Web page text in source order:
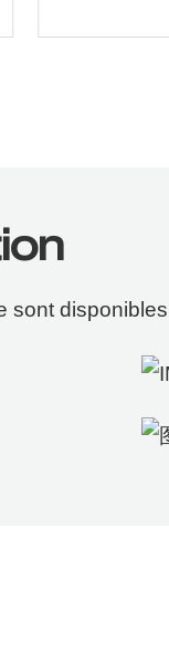
sont disponibles